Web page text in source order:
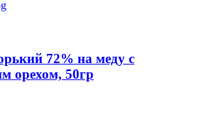
72% на меду с
орехом, 50гр